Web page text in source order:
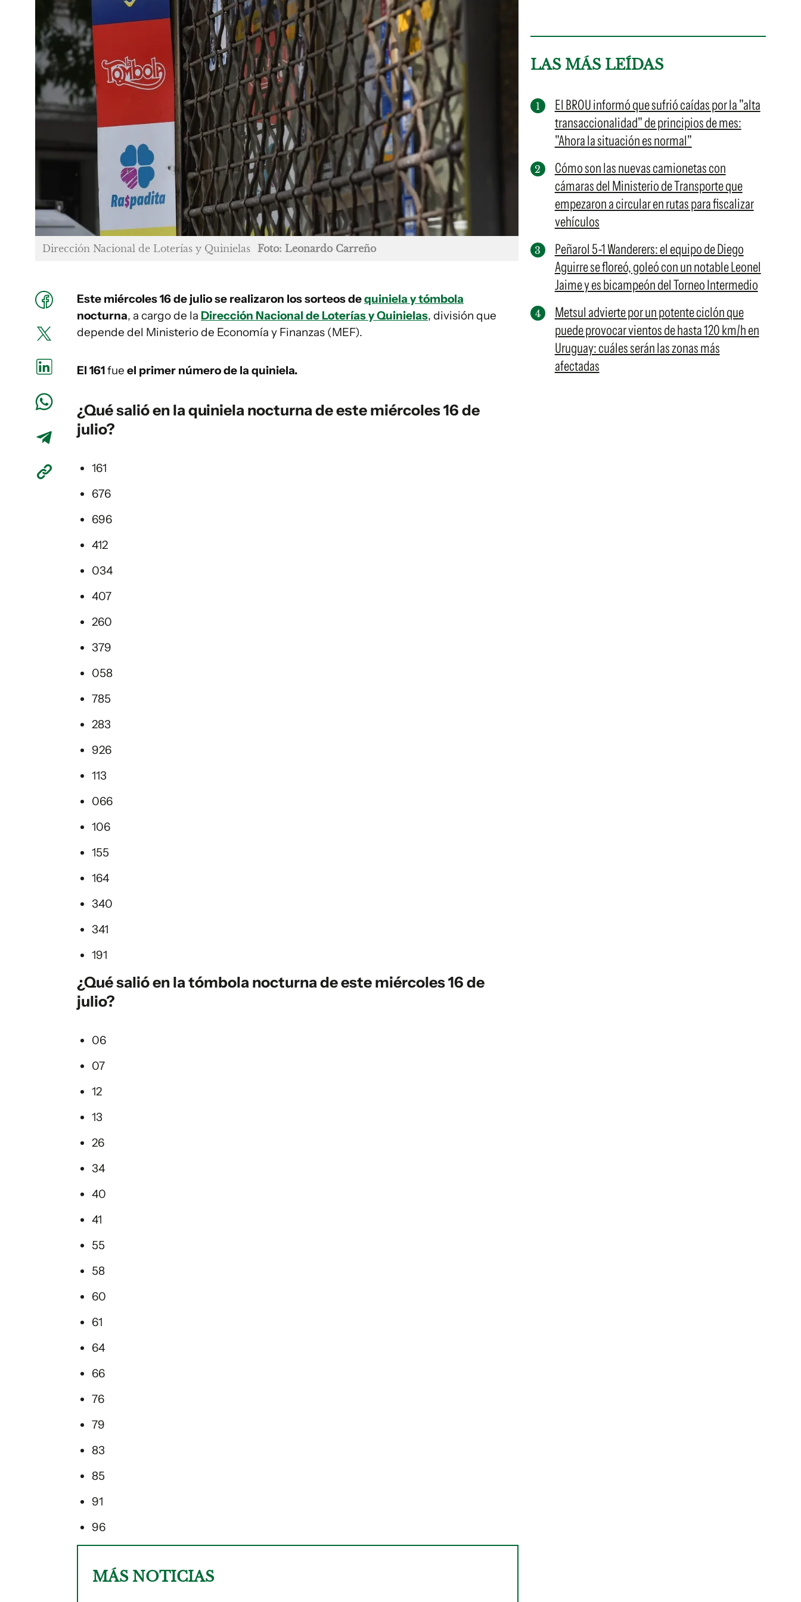
Dirección Nacional de Loterías y Quinielas Foto: Leonardo Carreño
Este miércoles 16 de julio se realizaron los sorteos dequiniela y tómbola
nocturna, a cargo de la Dirección Nacional de Loterías y Quinielas, división que
depende del Ministerio de Economía y Finanzas (MEF).
El 161fue el primer número de la quiniela.
¿Qué salió en la quiniela nocturna de este miércoles 16 de
julio?
161
676
696
412
034
407
260
379
058
785
283
926
113
066
106
155
164
340
341
191
¿Qué salió en la tómbola nocturna de este miércoles 16 de
julio?
06
07
12
13
26
34
40
41
55
58
60
61
64
66
76
79
83
85
91
96
MÁS NOTICIAS
LAS MÁS LEÍDAS
El BROU informó que sufrió caídas por la "alta
transaccionalidad" de principios de mes:
"Ahora la situación es normal"
Cómo son las nuevas camionetas con
cámaras del Ministerio de Transporte que
empezaron a circular en rutas para fiscalizar
vehículos
Peñarol 5-1 Wanderers: el equipo de Diego
Aguirre se floreó, goleó con un notable Leonel
Jaime y es bicampeón del Torneo Intermedio
Metsul advierte por un potente ciclón que
puede provocar vientos de hasta 120 km/h en
Uruguay: cuáles serán las zonas más
afectadas